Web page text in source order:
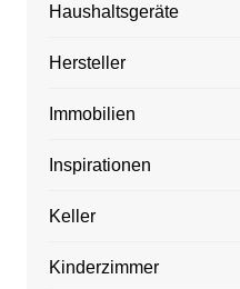
Haushaltsgeräte
Hersteller
Immobilien
Inspirationen
Keller
Kinderzimmer